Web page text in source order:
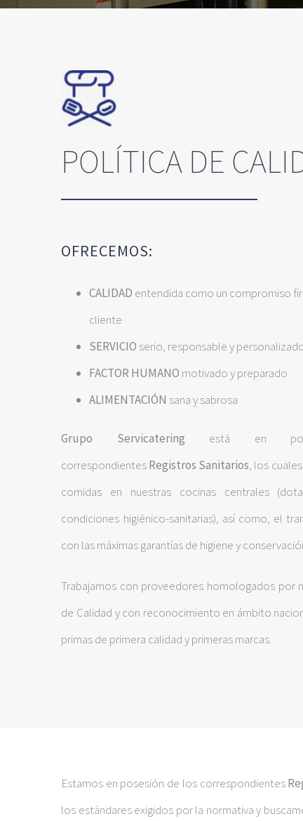
POLÍTICA DE
OFRECEMOS:
CALIDAD entendida como un compromiso
cliente
SERVICIO serio, responsable y
FACTOR HUMANO motivado y preparado
ALIMENTACIÓN sana y sabrosa
Grupo Servicatering está en
correspondientesRegistros Sanitarios, los
comidas en nuestras cocinas centrales
condiciones higiénico-sanitarias), así como, el
con las máximas garantías de higiene y
Trabajamos con proveedores homologados por
de Calidad y con reconocimiento en ámbito
primas de primera calidad y primeras marcas.
Estamos en posesión de los correspondientes
los estándares exigidos por la normativa y